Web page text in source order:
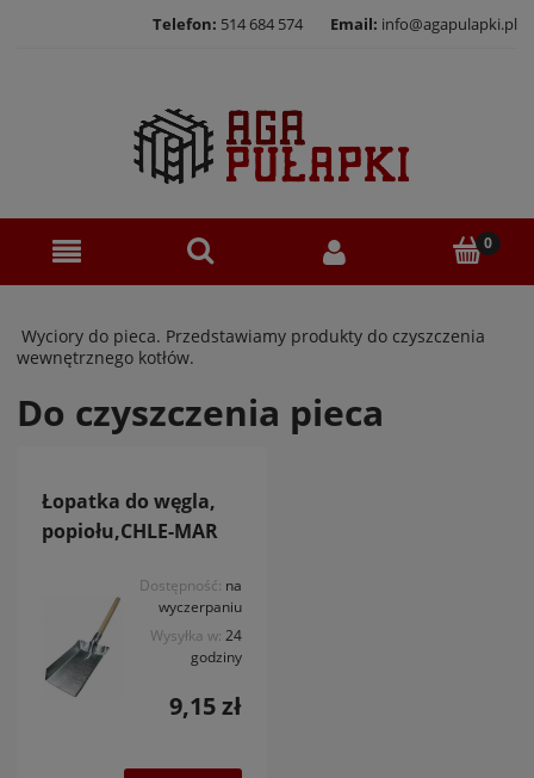
Telefon: 514 684 574 Email: info@agapulapki.pl
Wyciory do pieca. Przedstawiamy produkty do czyszczenia
wewnętrznego kotłów.
Do czyszczenia pieca
Łopatka do węgla,
popiołu,CHLE-MAR
Dostępność: na
wyczerpaniu
Wysyłka w: 24
godziny
9,15 zł